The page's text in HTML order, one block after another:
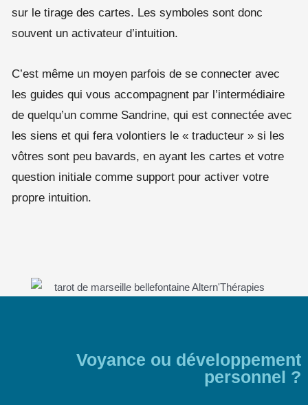
sur le tirage des cartes. Les symboles sont donc
souvent un activateur d’intuition.
C’est même un moyen parfois de se connecter avec
les guides qui vous accompagnent par l’intermédiaire
de quelqu’un comme Sandrine, qui est connectée avec
les siens et qui fera volontiers le « traducteur » si les
vôtres sont peu bavards, en ayant les cartes et votre
question initiale comme support pour activer votre
propre intuition.
Voyance ou développement
personnel ?